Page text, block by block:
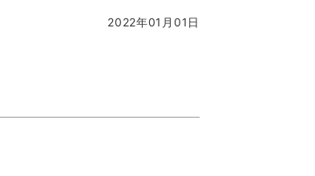
2022年01月01日